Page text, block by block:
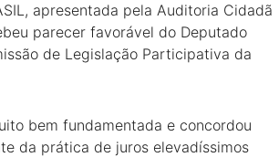
apresentada pela Auditoria Cidadã
parecer favorável do Deputado
de Legislação Participativa da
bem fundamentada e concordou
da prática de juros elevadíssimos